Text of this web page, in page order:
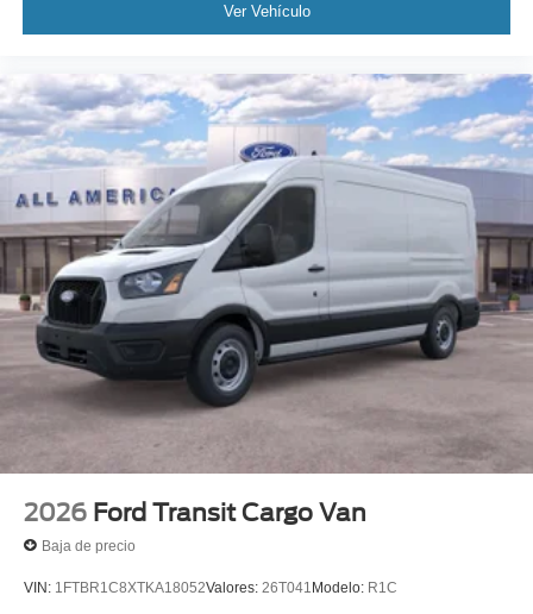
Ver Vehículo
2026 Ford Transit Cargo Van
Baja de precio
VIN: 1FTBR1C8XTKA18052Valores: 26T041Modelo: R1C